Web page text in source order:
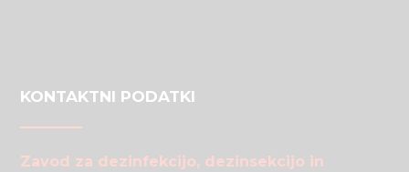
KONTAKTNI PODATKI
Zavod za dezinfekcijo, dezinsekcijo in